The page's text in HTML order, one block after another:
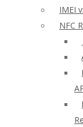
IMEI
NFC